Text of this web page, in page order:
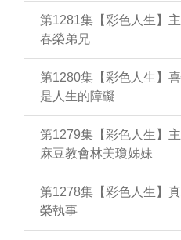
第1281集【彩色人生】
春榮弟兄
第1280集【彩色人生】
是人生的障礙
第1279集【彩色人生】
麻豆教會林美瓊姊妹
第1278集【彩色人生】
榮執事